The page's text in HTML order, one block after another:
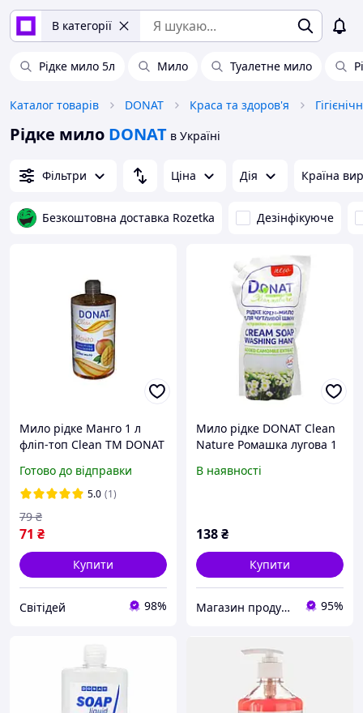
В категорії
Рідке мило 5л Мило Туалетне мило
Каталог товарів DONAT Краса та здоров'я
Рідке мило DONAT в Україні
Фільтри Ціна Дія Країна
Безкоштовна доставка Rozetka Дезінфікуюче
Мило рідке Манго 1 л
фліп-топ Clean ТМ DONAT
Готово до відправки
5.0 (1)
71 ₴
79 ₴
Купити
Світідей 98%
Мило рідке DONAT Clean
Nature Ромашка лугова 1
В наявності
138₴
Купити
Магазин продукції Латинскої та Північної Америки 95%